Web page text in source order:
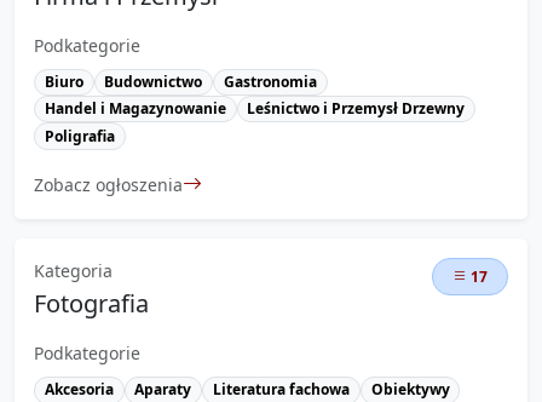
Podkategorie
Biuro Budownictwo
Gastronomia
Handel i Magazynowanie
Leśnictwo i Przemysł Drzewny
Poligrafia
Zobacz ogłoszenia
Kategoria
Fotografia
17
Podkategorie
Akcesoria Aparaty Literatura fachowa
Obiektywy